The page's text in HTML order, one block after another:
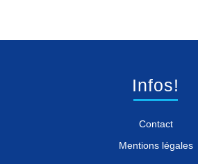
Infos!
Contact
Mentions légales